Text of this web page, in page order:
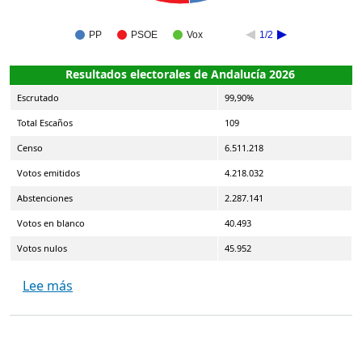
PP PSOE Vox 1/2
Resultados electorales de Andalucía 2026
Escrutado 99,90%
Total Escaños 109
Censo 6.511.218
Votos emitidos 4.218.032
Abstenciones 2.287.141
Votos en blanco 40.493
Votos nulos 45.952
Lee más